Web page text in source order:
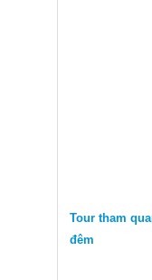
Tour tham
đêm